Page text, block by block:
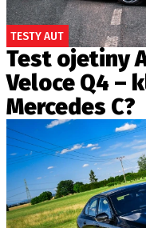
TESTY AUT
Test ojetiny
Veloce Q4 –
Mercedes C?